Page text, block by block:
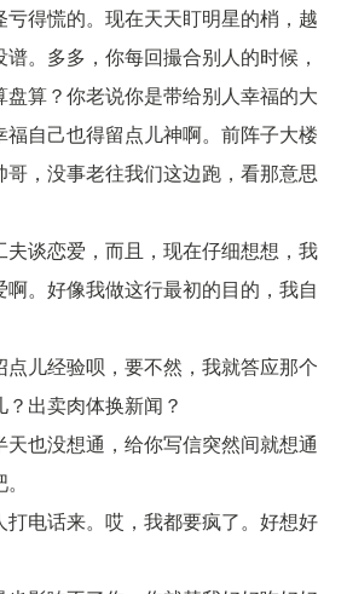
得慌的。现在天天盯明星的梢，越
。多多，你每回撮合别人的时候，
盘算？你老说你是带给别人幸福的大
福自己也得留点儿神啊。前阵子大楼
哥，没事老往我们这边跑，看那意思
夫谈恋爱，而且，现在仔细想想，我
。好像我做这行最初的目的，我自
点儿经验呗，要不然，我就答应那个
出卖肉体换新闻？
天也没想通，给你写信突然间就想通
打电话来。哎，我都要疯了。好想好